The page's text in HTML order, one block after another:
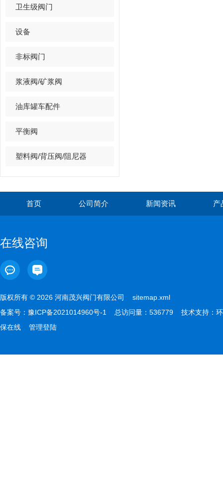
卫生级阀门
设备
非标阀门
浆液阀/矿浆阀
油库罐车配件
平衡阀
塑料阀/背压阀/阻尼器
首页 公司简介 新闻资讯 产
在线咨询
版权所有 © 2026 河南茂兴阀门有限公司 sitemap.xml
备案号： 豫ICP备2021014960号-1 总访问量：536779 技术支持： 环
保在线
管理登陆